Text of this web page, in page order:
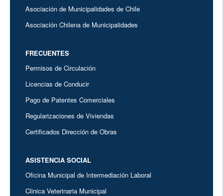
Asociación de Municipalidades de Chile
Asociación Chilena de Municipalidades
FRECUENTES
Permisos de Circulación
Licencias de Conducir
Pago de Patentes Comerciales
Regularizaciones de Viviendas
Certificados Dirección de Obras
ASISTENCIA SOCIAL
Oficina Municipal de Intermediación Laboral
Clinica Veterinaria Municipal